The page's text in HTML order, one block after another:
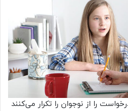
را از نوجوان را تكرار می‌كنند